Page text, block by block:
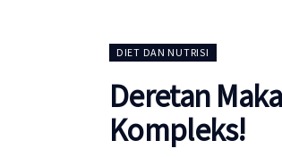
DIET DAN NUTRISI
Deretan
Kompleks!